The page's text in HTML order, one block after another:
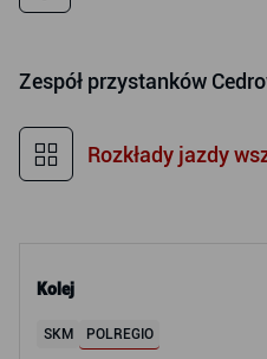
Kolej
SKM POLREGIO
Zespół przystanków
Rozkłady jazdy